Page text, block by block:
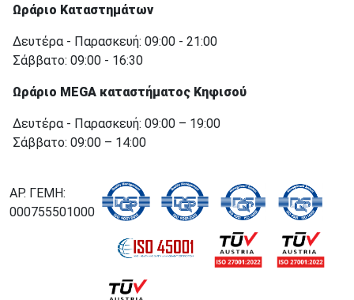
Ωράριο Καταστημάτων
Δευτέρα - Παρασκευή: 09:00 - 21:00
Σάββατο: 09:00 - 16:30
Ωράριο MEGA καταστήματος Κηφισού
Δευτέρα - Παρασκευή: 09:00 – 19:00
Σάββατο: 09:00 – 14:00
ΑΡ. ΓΕΜΗ:
000755501000